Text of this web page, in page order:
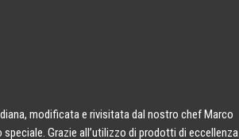
modificata e rivisitata dal nostro chef Marco
Grazie all’utilizzo di prodotti di eccellenza